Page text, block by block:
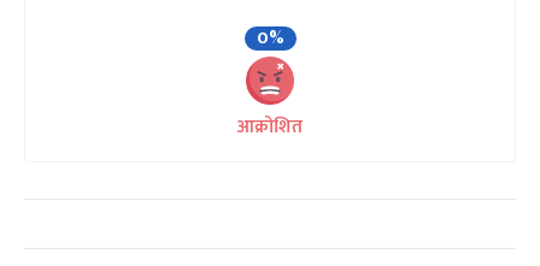
0%
आक्रोशित